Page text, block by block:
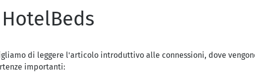
di leggere l'articolo introduttivo alle connessioni, dove
importanti: